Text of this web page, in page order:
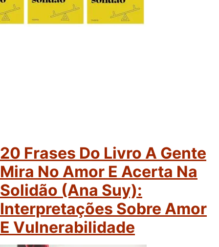
20 Frases Do Livro A Gente
Mira No Amor E Acerta Na
Solidão (Ana Suy):
Interpretações Sobre Amor
E Vulnerabilidade